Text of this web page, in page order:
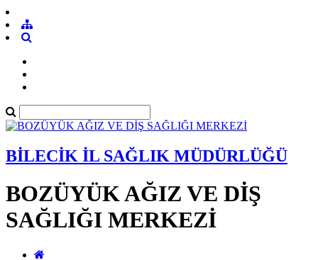
BİLECİK İL SAĞLIK MÜDÜRLÜĞÜ
BOZÜYÜK AĞIZ VE DİŞ
SAĞLIĞI MERKEZİ